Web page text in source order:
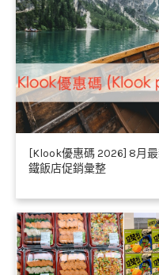
[Klook優惠碼 2026] 8月
鐵飯店促銷彙整